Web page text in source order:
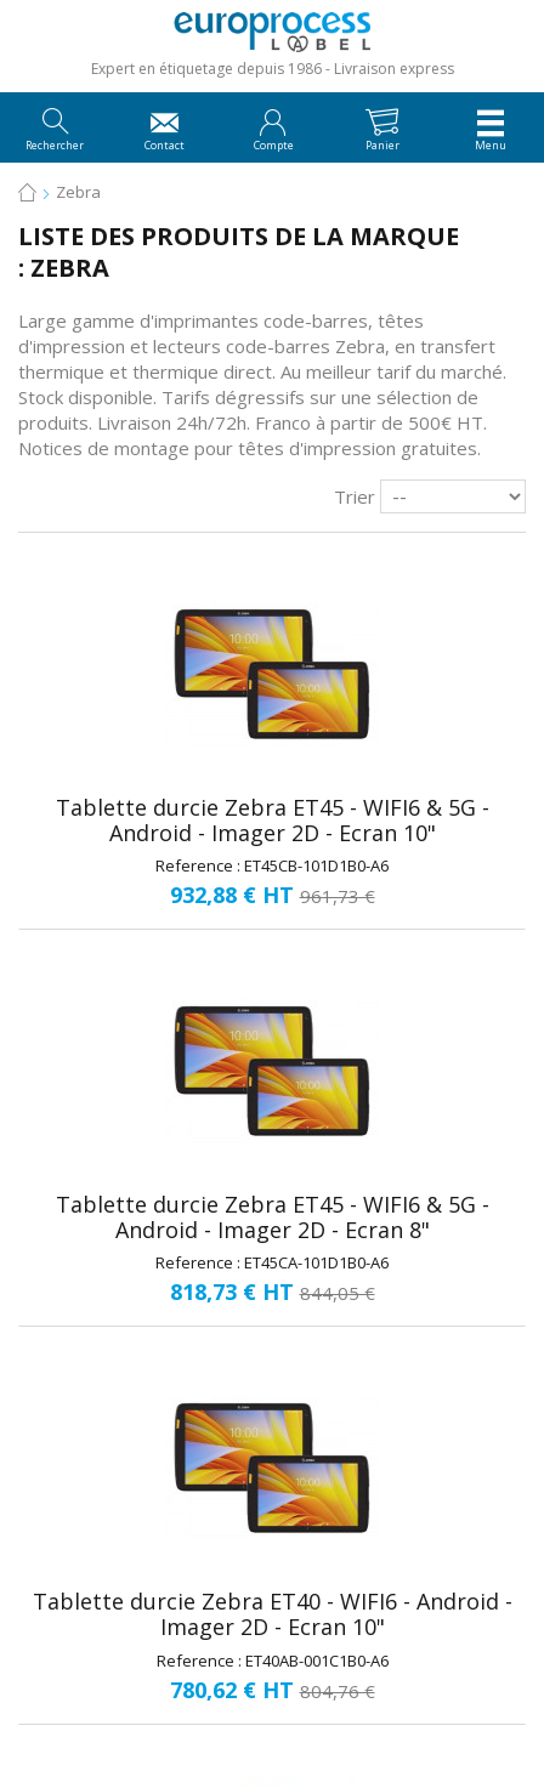
Expert en étiquetage depuis 1986 Livraison express
Rechercher Contact Compte Panier Menu
Zebra
LISTE DES PRODUITS DE LA MARQUE
: ZEBRA
Large gamme d'imprimantes code-barres, têtes
d'impression et lecteurs code-barres Zebra, en transfert
thermique et thermique direct. Au meilleur tarif du marché.
Stock disponible. Tarifs dégressifs sur une sélection de
produits. Livraison 24h/72h. Franco à partir de 500€ HT.
Notices de montage pour têtes d'impression gratuites.
Trier
Tablette durcie Zebra ET45 - WIFI6 & 5G -
Android - Imager 2D - Ecran 10"
Reference : ET45CB-101D1B0-A6
932,88 € HT 961,73 €
Tablette durcie Zebra ET45 - WIFI6 & 5G -
Android - Imager 2D - Ecran 8"
Reference : ET45CA-101D1B0-A6
818,73 € HT 844,05 €
Tablette durcie Zebra ET40 - WIFI6 - Android -
Imager 2D - Ecran 10"
Reference : ET40AB-001C1B0-A6
780,62 € HT 804,76 €